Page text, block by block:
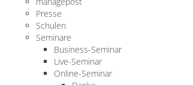
Presse
Schulen
Seminare
Business-Seminar
Live-Seminar
Online-Seminar